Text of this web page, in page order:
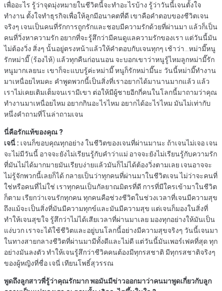
เพื่ออะไร รู้ว่าจุดมุ่งหมายในชีวิตนี้จะทำอะไรบ้าง รู้ว่าวันนี้เจนตั้งใจ
ทำงาน ตั้งใจทำธุรกิจเพื่อให้ลูกมีอนาคตที่ดี เขาคือคำตอบของชีวิตเจน
จริงๆ เจนเป็นคนที่รักการถูกรักและชอบมีความรักด้วยที่ผ่านมา แล้วก็เป็น
คนที่วิ่งหาความรัก อยากที่จะรู้สึกว่ามีคนดูแลความรักของเรา แต่วันนี้มัน
ไม่ต้องวิ่ง สิ่งๆ นั้นอยู่ตรงหน้าแล้วให้คำตอบกับเจนทุกๆ เช้าว่า…หม่ามี๊หนู
รักหม่ามี๊ (ร้องไห้) แล้วทุกคืนก่อนนอน จะบอกเขาว่าหนูรู้ไหมลูกหม่ามี๊รัก
หนูมากเลยนะ เขาก็จะแบบรู้ค่ะหม่ามี๊ หนูก็รักหม่ามี๊นะ วันนี้หม่ามี๊ทำงาน
มาเหนื่อยไหมคะ คำพูดพวกนี้เป็นสิ่งที่เราอยากได้มานานมากแล้ว แล้ว
เราไม่เคยเติมเต็มจนเรามีเขา ต่อให้มีผู้ชายอีกกี่คนในโลกนี้มาถามว่าคุณ
ทำงานมาเหนื่อยไหม อยากกินอะไรไหม อยากได้อะไรไหม มันไม่เท่ากับ
หนึ่งคำถามที่โนล่าถามเจน
นี่คือรักแท้ของคุณ ?
เจนี่ : เจนก็ขอบคุณทุกอย่าง ในชีวิตของเจนที่ผ่านมานะ ถ้าเจนไม่เจอ เจน
จะไม่มีวันนี้ อาจจะยังไม่เรียนรู้กับคำว่าแม่ อาจจะยังไม่เรียนรู้กับความรัก
ที่มันไม่ได้มากมายมันเรียบง่ายแล้วมันก็ไม่ได้ต้องวิ่งตามเลย เจนอาจจะ
ไม่รู้จักพวกนี้เลยก็ได้ กลายเป็นว่าทุกคนที่ผ่านมาในชีวิตเจน ไม่ว่าจะคนที่
ใช่หรือคนที่ไม่ใช่ เราทุกคนเป็นกัลยาณมิตรที่ดี การที่มีใครเข้ามาในชีวิต
ก็ตาม เรียกว่าเจนรักทุกคน ทุกคนคือช่วงชีวิตในช่วงเวลาที่เจนมีความสุข
ถึงแม้จะเป็นสิ่งที่มันมีความทุกข์และมันมีความสุข แต่เจนก็มองในสิ่งที่
ทำให้เจนสุขใจ รู้สึกว่าไม่ได้เสียเวลาที่ผ่านมาเลย มองทุกอย่างให้มันเป็น
แง่บวก เราจะได้ใช้ชีวิตและอยู่บนโลกนี้อย่างมีความสุขจริงๆ วันนี้เจนมา
ในทางสายกลางชีวิตที่ผ่านมามีทั้งดีและไม่ดี แต่วันนี้มันเพอร์เฟคที่สุด ทุก
อย่างมันลงตัว ทำให้เจนรู้สึกว่าชีวิคคนต้องมีทุกรสชาติ มีทุกรสชาติจริงๆ
ของผู้หญิงที่ชื่อ เจนี่ เทียนโพธิ์สุวรรณ
พูดถึงลูกสาวพี่รู้ว่าคุณรักมาก พอมันมีข่าวออกมาว่าคนมาพูดเกี่ยวกับลูก